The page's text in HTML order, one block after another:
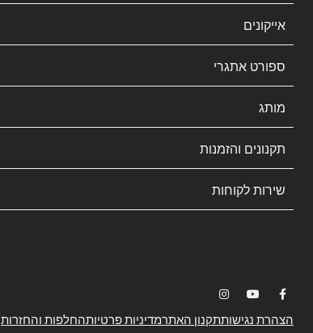
אייקונים
ספורט אתגרי
מותג
תקנונים והזמנות
שירות לקוחות
הצהרת נגישותתקנון האתרמדיניות פרטיותהחלפות והחזרות